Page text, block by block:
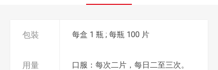
包裝 每盒 1 瓶 ; 每瓶 100 片
用量 口服：每次二片，每日二至三次。